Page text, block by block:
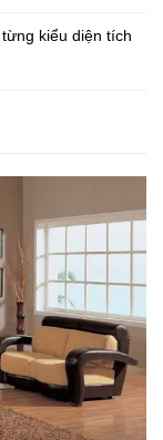
kiểu diện tích